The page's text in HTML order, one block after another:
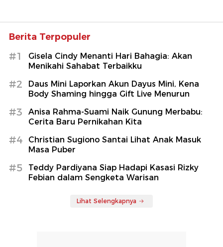
Berita Terpopuler
#1
Gisela Cindy Menanti Hari Bahagia: Akan
Menikahi Sahabat Terbaikku
#2
Daus Mini Laporkan Akun Dayus Mini, Kena
Body Shaming hingga Gift Live Menurun
#3
Anisa Rahma-Suami Naik Gunung Merbabu:
Cerita Baru Pernikahan Kita
#4
Christian Sugiono Santai Lihat Anak Masuk
Masa Puber
#5
Teddy Pardiyana Siap Hadapi Kasasi Rizky
Febian dalam Sengketa Warisan
Lihat Selengkapnya